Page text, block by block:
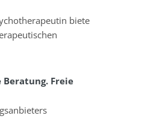
biete
Freie